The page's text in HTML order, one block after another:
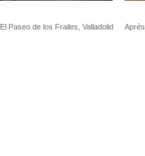
El Paseo de los Frailes, Valladolid Après